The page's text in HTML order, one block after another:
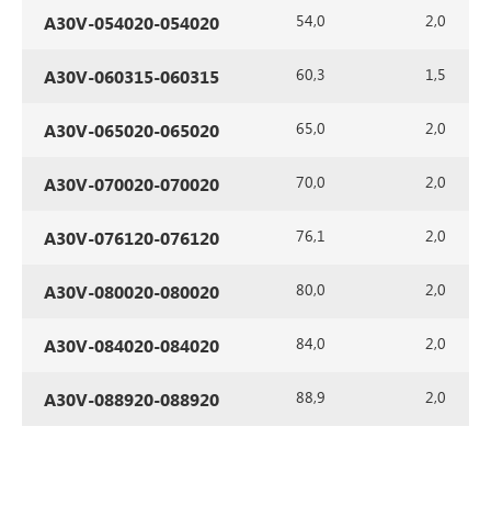
A30V-054020-054020 54,0 2,0
A30V-060315-060315 60,3 1,5
A30V-065020-065020 65,0 2,0
A30V-070020-070020 70,0 2,0
A30V-076120-076120 76,1 2,0
A30V-080020-080020 80,0 2,0
A30V-084020-084020 84,0 2,0
A30V-088920-088920 88,9 2,0